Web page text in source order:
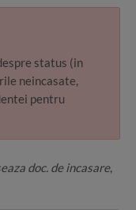
status (in
neincasate,
pentru
doc. de incasare,